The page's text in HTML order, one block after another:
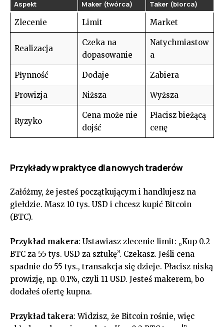
Aspekt Maker (twórca) Taker (biorca)
Zlecenie Limit Market
Realizacja
Czeka na
dopasowanie
Natychmiastow
a
Płynność Dodaje Zabiera
Prowizja Niższa Wyższa
Ryzyko
Cena może nie
dojść
Płacisz bieżącą
cenę
Przykłady w praktyce dla nowych traderów
Załóżmy, że jesteś początkującym i handlujesz na
giełdzie. Masz 10 tys. USD i chcesz kupić Bitcoin
(BTC).
Przykład makera: Ustawiasz zlecenie limit: „Kup 0.2
BTC za 55 tys. USD za sztukę”. Czekasz. Jeśli cena
spadnie do 55 tys., transakcja się dzieje. Płacisz niską
prowizję, np. 0.1%, czyli 11 USD. Jesteś makerem, bo
dodałeś ofertę kupna.
Przykład takera: Widzisz, że Bitcoin rośnie, więc